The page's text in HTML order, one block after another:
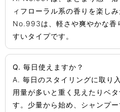
ィフローラル系の香りを楽し
No.993は、軽さや爽やかな香
すいタイプです。
Q. 毎日使えますか？
A. 毎日のスタイリングに取り
用量が多いと重く見えたりベ
す。少量から始め、シャンプ